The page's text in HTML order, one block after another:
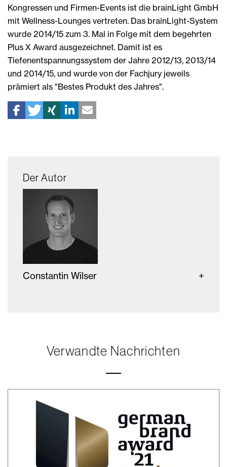
Kongressen und Firmen-Events ist die brainLight GmbH
mit Wellness-Lounges vertreten. Das brainLight-System
wurde 2014/15 zum 3. Mal in Folge mit dem begehrten
Plus X Award ausgezeichnet. Damit ist es
Tiefenentspannungssystem der Jahre 2012/13, 2013/14
und 2014/15, und wurde von der Fachjury jeweils
prämiert als "Bestes Produkt des Jahres".
Der Autor
Constantin Wilser
Verwandte Nachrichten